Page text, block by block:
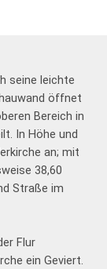
seine leichte
öffnet
Bereich in
In Höhe und
an; mit
38,60
Straße im
Flur
ein Geviert.